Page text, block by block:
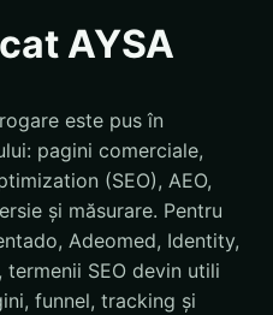
AYSA
este pus în
pagini comerciale,
(SEO), AEO,
și măsurare. Pentru
Adeomed, Identity,
SEO devin utili
funnel, tracking și